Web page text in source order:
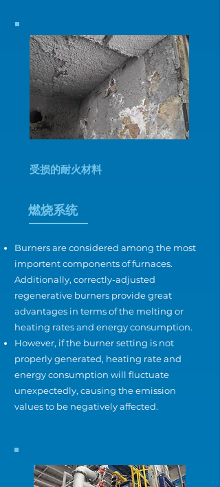
受损的耐火材料
燃烧系统
Burners are considered among the most
importent components of furnaces.
Additionally, correctly-adjusted
regenerative burners provide great
advantages in terms of the melting or
heating rates and energy consumption.
However, if the burner setting is not
properly generated, heating rate and
energy consumption will fluctuate
unexpectedly, causing the emission
values to be negatively affected.